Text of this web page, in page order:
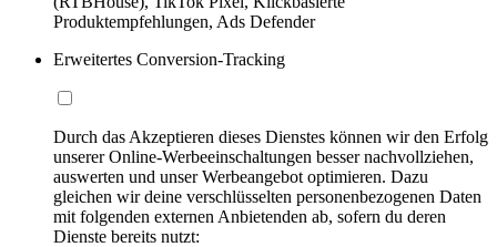
Produktempfehlungen, Ads Defender
Erweitertes Conversion-Tracking
Durch das Akzeptieren dieses Dienstes können wir den Erfolg
unserer Online-Werbeeinschaltungen besser nachvollziehen,
auswerten und unser Werbeangebot optimieren. Dazu
gleichen wir deine verschlüsselten personenbezogenen Daten
mit folgenden externen Anbietenden ab, sofern du deren
Dienste bereits nutzt: